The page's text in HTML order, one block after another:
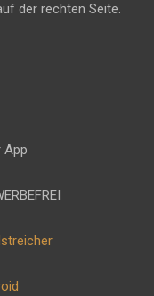
der rechten Seite.